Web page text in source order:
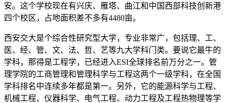
安。这个学校现在有兴庆、雁塔、曲江和中国西部科技创新港
四个校区，占地面积差不多有4480亩。
西安交大是个综合性研究型大学，专业非常广，包括理、工、
医、经、管、文、法、哲、艺等九大学科门类。要说它最牛的
学科，那得是工程学，已经进入ESI全球排名前万分之一。管
理学院的工商管理和管理科学与工程这两个一级学科，在全国
学科排名中连续多年都是第一。另外，它的能源科学与工程、
机械工程、仪器科学、电气工程、动力工程及工程热物理等学